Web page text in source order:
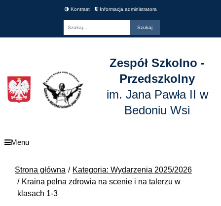
Kontrast Informacja administratora
Zespół Szkolno -
Przedszkolny
im. Jana Pawła II w
Bedoniu Wsi
Menu
Strona główna
Kategoria: Wydarzenia 2025/2026
Kraina pełna zdrowia na scenie i na talerzu w
klasach 1-3